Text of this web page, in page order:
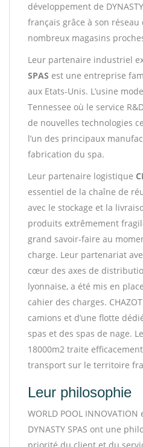
développement de
français grâce à son
nombreux magasins
Leur partenaire industriel
SPAS est une entreprise
aux Etats-Unis. L’usine
Tennessee où le service
de nouvelles technologies
l’un des principaux
fabrication du spa.
Leur partenaire logistique
essentiel de la chaîne de
avec le stockage et la
produits extrêmement
grand savoir-faire au
charge. Leur partenariat
cœur des axes de
lyonnaise, a été mis en
cahier des charges.
camions et d’une flotte
spas et des spas de nage.
18000m2 traite
transport sur le territoire
Leur philosophie
WORLD POOL
DYNASTY SPAS ont une